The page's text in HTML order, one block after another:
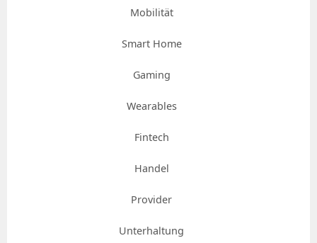
Mobilität
Smart Home
Gaming
Wearables
Fintech
Handel
Provider
Unterhaltung